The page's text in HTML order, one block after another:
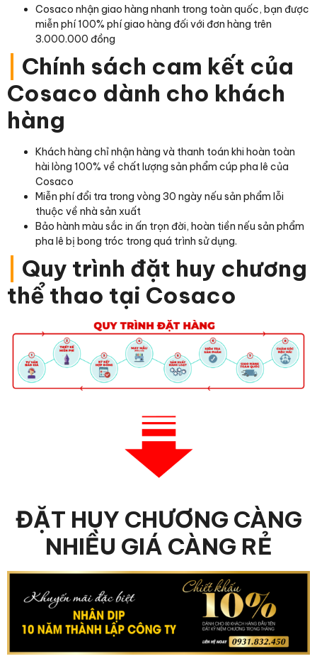
Cosaco nhận giao hàng nhanh trong toàn quốc, bạn được
miễn phí 100% phí giao hàng đối với đơn hàng trên
3.000.000 đồng
Chính sách cam kết của
Cosaco dành cho khách
hàng
Khách hàng chỉ nhận hàng và thanh toán khi hoàn toàn
hài lòng 100% về chất lượng sản phẩm cúp pha lê của
Cosaco
Miễn phí đổi tra trong vòng 30 ngày nếu sản phẩm lỗi
thuộc về nhà sản xuất
Bảo hành màu sắc in ấn trọn đời, hoàn tiền nếu sản phẩm
pha lê bị bong tróc trong quá trình sử dụng.
Quy trình đặt huy chương
thể thao tại Cosaco
ĐẶT HUY CHƯƠNG CÀNG
NHIỀU GIÁ CÀNG RẺ